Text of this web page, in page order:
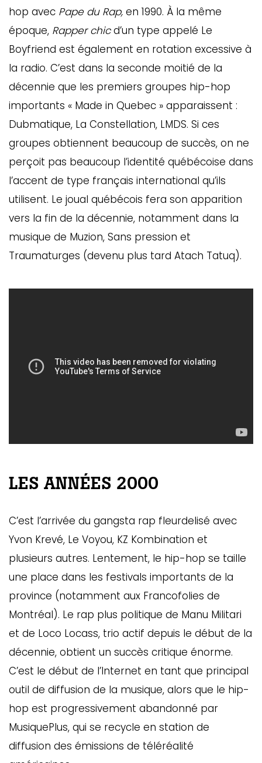
hop avec Pape du Rap, en 1990. À la même
époque, Rapper chicd’un type appelé Le
Boyfriend est également en rotation excessive à
la radio. C’est dans la seconde moitié de la
décennie que les premiers groupes hip-hop
importants « Made in Quebec » apparaissent :
Dubmatique, La Constellation, LMDS. Si ces
groupes obtiennent beaucoup de succès, on ne
perçoit pas beaucoup l’identité québécoise dans
l’accent de type français international qu’ils
utilisent. Le joual québécois fera son apparition
vers la fin de la décennie, notamment dans la
musique de Muzion, Sans pression et
Traumaturges (devenu plus tard Atach Tatuq).
LES ANNÉES 2000
C’est l’arrivée du gangsta rap fleurdelisé avec
Yvon Krevé, Le Voyou, KZ Kombination et
plusieurs autres. Lentement, le hip-hop se taille
une place dans les festivals importants de la
province (notamment aux Francofolies de
Montréal). Le rap plus politique de Manu Militari
et de Loco Locass, trio actif depuis le début de la
décennie, obtient un succès critique énorme.
C’est le début de l’Internet en tant que principal
outil de diffusion de la musique, alors que le hip-
hop est progressivement abandonné par
MusiquePlus, qui se recycle en station de
diffusion des émissions de téléréalité